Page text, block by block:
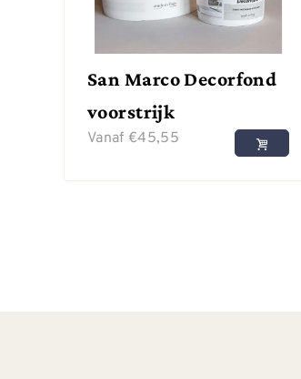
San Marco Decorfond
voorstrijk
Vanaf €45,55